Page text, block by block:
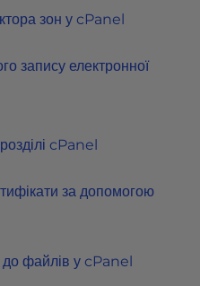
cPanel , ми
cPanel включено для
зон у cPanel
запису електронної
cPanel
за допомогою
до файлів у cPanel